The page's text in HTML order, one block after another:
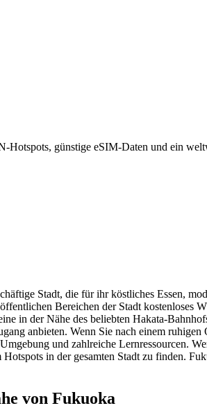
günstige eSIM-Daten und ein
Stadt, die für ihr köstliches Essen,
Bereichen der Stadt
in der Nähe des beliebten Hakata-
anbieten. Wenn Sie nach einem
und zahlreiche Lernressourcen.
in der gesamten Stadt zu finden.
von Fukuoka